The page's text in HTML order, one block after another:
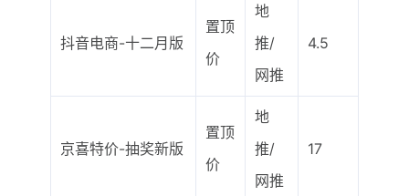
抖音电商-十二月版
置顶
价
地
推/
网推
4.5
京喜特价-抽奖新版
置顶
价
地
推/
网推
17